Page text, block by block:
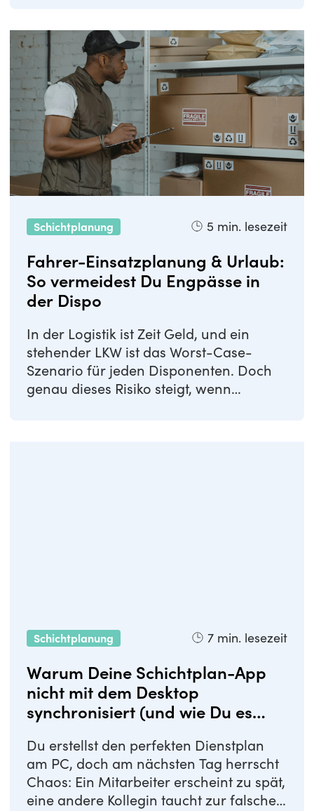
Schichtplanung 5 min. lesezeit
Fahrer-Einsatzplanung & Urlaub:
So vermeidest Du Engpässe in
der Dispo
In der Logistik ist Zeit Geld, und ein
stehender LKW ist das Worst-Case-
Szenario für jeden Disponenten. Doch
genau dieses Risiko steigt, wenn
Schichtplanung 7 min. lesezeit
Warum Deine Schichtplan-App
nicht mit dem Desktop
synchronisiert (und wie Du es
Du erstellst den perfekten Dienstplan
am PC, doch am nächsten Tag herrscht
Chaos: Ein Mitarbeiter erscheint zu spät,
eine andere Kollegin taucht zur falschen